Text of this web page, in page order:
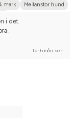
mark
Mellanstor hund
i det.
för 6 mån. sen